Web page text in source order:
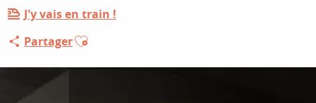
J'y vais en train !
PartagerAjouter aux favoris